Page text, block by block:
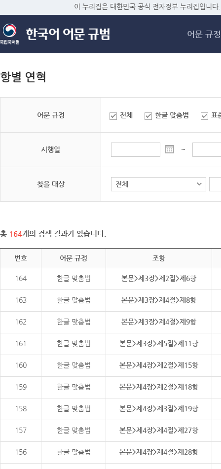
메
이 누리집은 대한민국 공식 전자정부 누리집입니다.
어문 규정
항별 연혁
어문 규정 전체 한글 맞춤법 표
시행일 ~
찾을 대상
총 164개의 검색 결과가 있습니다.
번호 어문 규정 조항
164 한글 맞춤법 본문>제3장>제2절>제6항
163 한글 맞춤법 본문>제3장>제4절>제8항
162 한글 맞춤법 본문>제3장>제4절>제9항
161 한글 맞춤법 본문>제3장>제5절>제11항
160 한글 맞춤법 본문>제4장>제2절>제15항
159 한글 맞춤법 본문>제4장>제2절>제18항
158 한글 맞춤법 본문>제4장>제3절>제19항
157 한글 맞춤법 본문>제4장>제4절>제27항
156 한글 맞춤법 본문>제4장>제4절>제28항